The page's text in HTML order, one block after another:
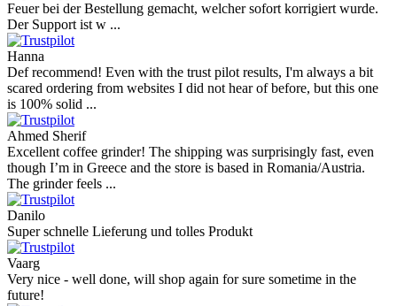
Feuer bei der Bestellung gemacht, welcher sofort korrigiert wurde.
Der Support ist w ...
Hanna
Def recommend! Even with the trust pilot results, I'm always a bit
scared ordering from websites I did not hear of before, but this one
is 100% solid ...
Ahmed Sherif
Excellent coffee grinder! The shipping was surprisingly fast, even
though I’m in Greece and the store is based in Romania/Austria.
The grinder feels ...
Danilo
Super schnelle Lieferung und tolles Produkt
Vaarg
Very nice - well done, will shop again for sure sometime in the
future!